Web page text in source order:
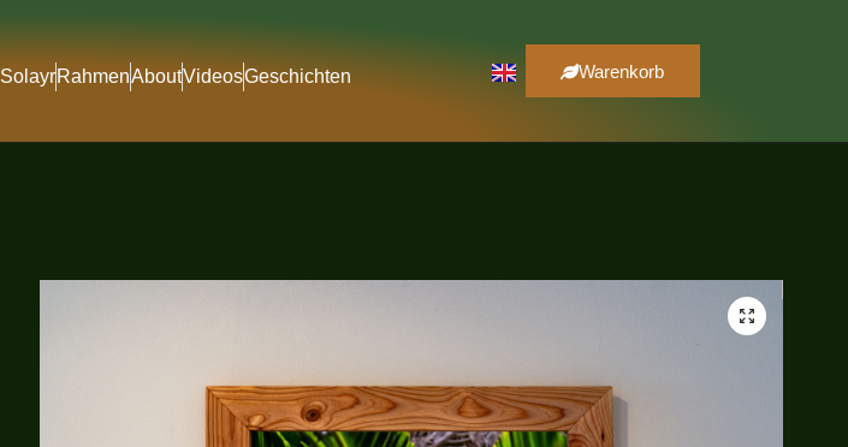
SolayrRahmenAboutVideosGeschichten Warenkorb